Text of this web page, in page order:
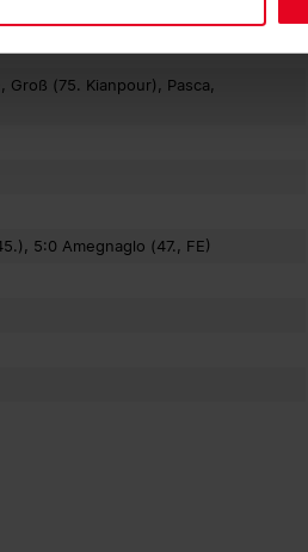
Groß (75. Kianpour), Pasca,
5:0 Amegnaglo (47., FE)